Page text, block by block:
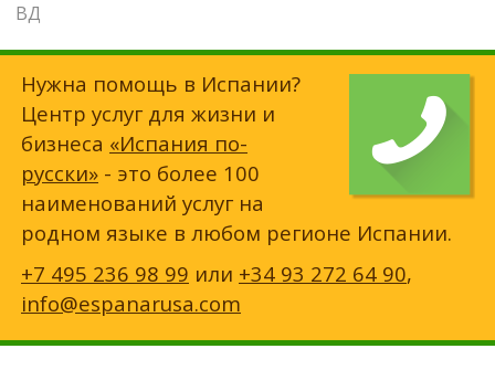
ВД
Нужна помощь в Испании?
Центр услуг для жизни и
бизнеса «Испания по-
русски» - это более 100
наименований услуг на
родном языке в любом регионе Испании.
+7 495 236 98 99 или +34 93 272 64 90,
info@espanarusa.com